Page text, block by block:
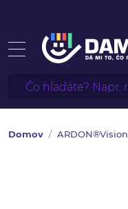
Domov ARDON®Vision